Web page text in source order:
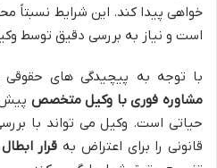
خواهی پیدا کند. این شرایط نسبتاً
است و نیاز به بررسی دقیق توسط
با توجه به پیچیدگی های
مشاوره فوری با وکیل متخصص پیش
حیاتی است. وکیل می تواند با
قانونی را برای اعتراض به قرار